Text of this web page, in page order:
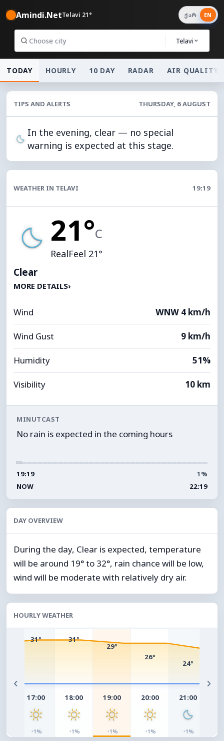
Amindi.NetTelavi 21°
Telavi
ქარ EN
TODAY HOURLY 10 DAY RADAR AIR QUALITY
TIPS AND ALERTS THURSDAY, 6 AUGUST
In the evening, clear — no special
warning is expected at this stage.
WEATHER IN TELAVI 19:19
21°C
RealFeel 21°
Clear
MORE DETAILS›
Wind WNW 4 km/h
Wind Gust 9 km/h
Humidity 51%
Visibility 10 km
MINUTCAST
No rain is expected in the coming hours
19:19
1%
NOW
22:19
DAY OVERVIEW
During the day, Clear is expected, temperature
will be around 19° to 32°, rain chance will be low,
wind will be moderate with relatively dry air.
HOURLY WEATHER
‹
31°
17:00
◔1%
31°
18:00
◔1%
29°
19:00
◔1%
26°
20:00
◔1%
24°
21:00
◔1%
›